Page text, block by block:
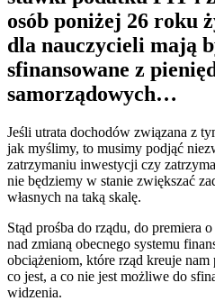
osób poniżej 26 roku
dla nauczycieli mają
sfinansowane z
samorządowych…
Jeśli utrata dochodów związana z
jak myślimy, to musimy podjąć
zatrzymaniu inwestycji czy
nie będziemy w stanie zwiększać
własnych na taką skalę.
Stąd prośba do rządu, do premiera
nad zmianą obecnego systemu
obciążeniom, które rząd kreuje
co jest, a co nie jest możliwe do
widzenia.